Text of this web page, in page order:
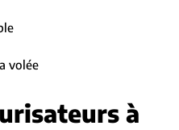
volée
à